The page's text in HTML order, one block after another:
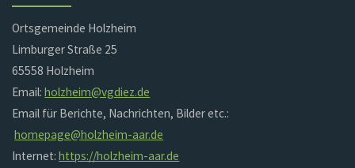
Ortsgemeinde Holzheim
Limburger Straße 25
65558 Holzheim
Email:holzheim@vgdiez.de
Email für Berichte, Nachrichten, Bilder etc.:
homepage@holzheim-aar.de
Internet:https://holzheim-aar.de